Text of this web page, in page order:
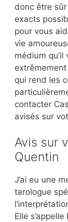
donc être
exacts
pour vous
vie
médium
qui rend les
contacter
avisés sur
Avis sur
Quentin
J’ai eu une
tarologue
Elle